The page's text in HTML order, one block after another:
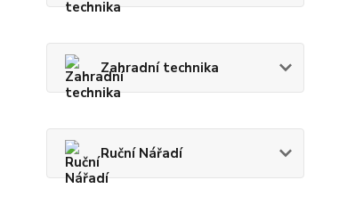
Zahradní technika
Ruční Nářadí